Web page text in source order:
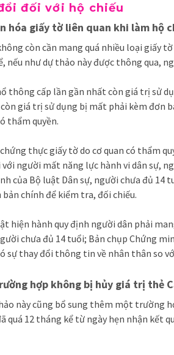
đối với hộ chiếu
hóa giấy tờ liên quan khi làm hộ
còn cần mang quá nhiều loại giấy
nếu như dự thảo này được thông qua,
thông cấp lần gần nhất còn giá trị sử
giá trị sử dụng bị mất phải kèm đơn
thẩm quyền.
thực giấy tờ do cơ quan có thẩm
người mất năng lực hành vi dân sự,
của Bộ luật Dân sự, người chưa đủ
chính để kiểm tra, đối chiếu.
hiện hành quy định người dân phải
chưa đủ 14 tuổi; Bản chụp Chứng
sự thay đổi thông tin về nhân thân so
hợp không bị hủy giá trị thẻ
này cũng bổ sung thêm một trường
quá 12 tháng kể từ ngày hẹn nhận kết